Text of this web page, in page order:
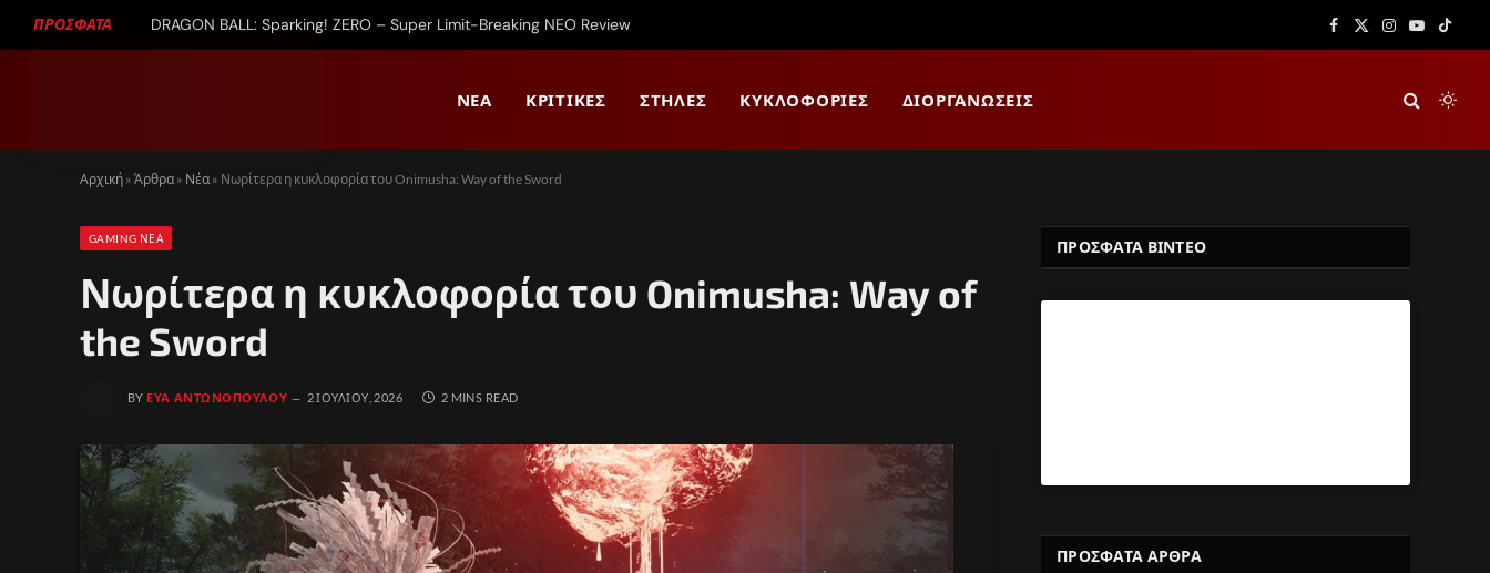
ΠΡΟΣΦΑΤΑ DRAGON BALL: Sparking! ZERO – Super Limit-Breaking NEO Review Facebook
X
Instagram
YouTube
TikTok
ΝΈΑ ΚΡΙΤΙΚΈΣ ΣΤΉΛΕΣ ΚΥΚΛΟΦΟΡΊΕΣ ΔΙΟΡΓΑΝΏΣΕΙΣ
Αρχική » Άρθρα » Νέα » Νωρίτερα η κυκλοφορία του Onimusha: Way of the Sword
GAMING ΝΈΑ
Νωρίτερα η κυκλοφορία του Onimusha: Way of
the Sword
BY ΕΎΑ ΑΝΤΩΝΟΠΟΎΛΟΥ 2 ΙΟΥΛΊΟΥ, 2026 2 MINS READ
ΠΡΟΣΦΑΤΑ ΒΙΝΤΕΟ
ΠΡΌΣΦΑΤΑ ΆΡΘΡΑ